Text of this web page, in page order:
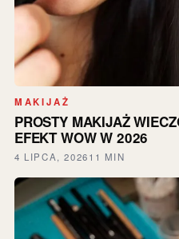
MAKIJAŻ
PROSTY MAKIJAŻ
EFEKT WOW W 2026
4 LIPCA, 202611 MIN